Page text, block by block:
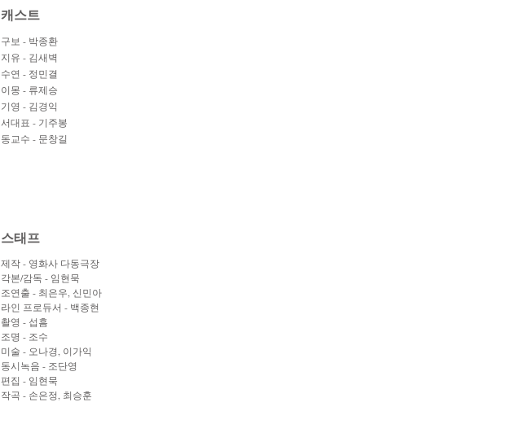
캐스트
구보 - 박종환
지유 - 김새벽
수연 - 정민결
이몽 - 류제승
기영 - 김경익
서대표 - 기주봉
​동교수 - 문창길
스태프
제작 - 영화사 다동극장
각본/감독 - 임현묵
조연출 - 최은우, 신민아
라인 프로듀서 - 백종현
촬영 - 섭흠
조명 - 조수
미술 - 오나경, 이가익
동시녹음 - 조단영
편집 - 임현묵
작곡 - 손은정, 최승훈